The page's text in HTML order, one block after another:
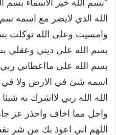
الله الذي لايضر مع اسمه
وامسيت وعلى الله توكلت
بسم الله على ديني وعقلي
بسم الله على مااعطاني
اسمه شئ في الارض ولا في
الله الله ربي لااشرك به شيئا
واجل مما اخاف واحذر عز
اللهم اني اعوذ بك من